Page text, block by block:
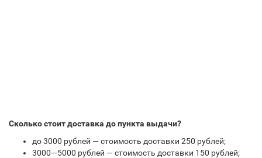
Сколько стоит доставка до пункта выдачи?
до 3000 рублей — стоимость доставки 250 рублей;
3000—5000 рублей — стоимость доставки 150 рублей;